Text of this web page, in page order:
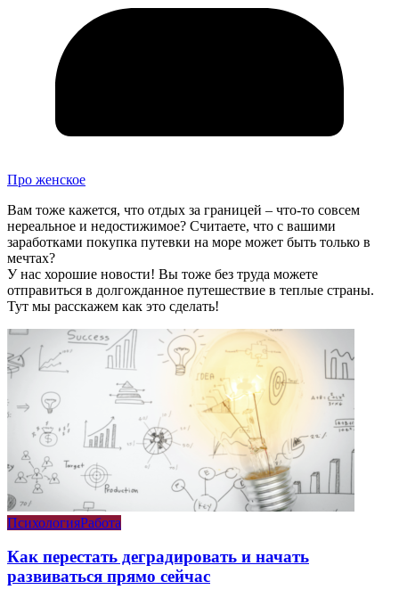
Про женское
Вам тоже кажется, что отдых за границей – что-то совсем
нереальное и недостижимое? Считаете, что с вашими
заработками покупка путевки на море может быть только в
мечтах?
У нас хорошие новости! Вы тоже без труда можете
отправиться в долгожданное путешествие в теплые страны.
Тут мы расскажем как это сделать!
ПсихологияРабота
Как перестать деградировать и начать
развиваться прямо сейчас